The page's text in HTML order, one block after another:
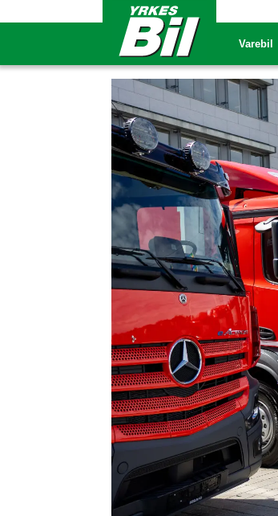
Varebil